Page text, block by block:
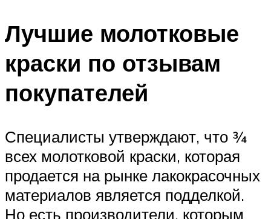
Лучшие молотковые
краски по отзывам
покупателей
Специалисты утверждают, что ¾
всех молотковой краски, которая
продается на рынке лакокрасочных
материалов является подделкой.
Но есть производители, которым